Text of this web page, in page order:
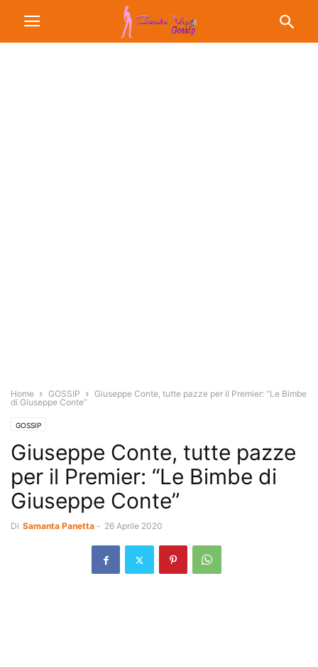
Home GOSSIP
Giuseppe Conte, tutte pazze per il Premier: “Le Bimbe
di Giuseppe Conte”
GOSSIP
Giuseppe Conte, tutte pazze
per il Premier: “Le Bimbe di
Giuseppe Conte”
Di Samanta Panetta - 26 Aprile 2020